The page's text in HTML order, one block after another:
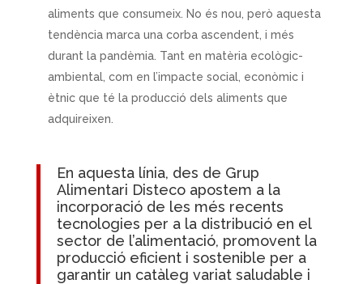
aliments que consumeix. No és nou, però aquesta
tendència marca una corba ascendent, i més
durant la pandèmia. Tant en matèria ecològic-
ambiental, com en l’impacte social, econòmic i
ètnic que té la producció dels aliments que
adquireixen.
En aquesta línia, des de Grup
Alimentari Disteco apostem a la
incorporació de les més recents
tecnologies per a la distribució en el
sector de l’alimentació, promovent la
producció eficient i sostenible per a
garantir un catàleg variat saludable i